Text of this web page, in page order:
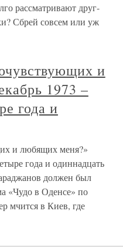
рассматривают друг-
Сбрей совсем или уж
и
1973 –
года и
и любящих меня?»
года и одиннадцать
должен был
«Чудо в Оденсе» по
мчится в Киев, где